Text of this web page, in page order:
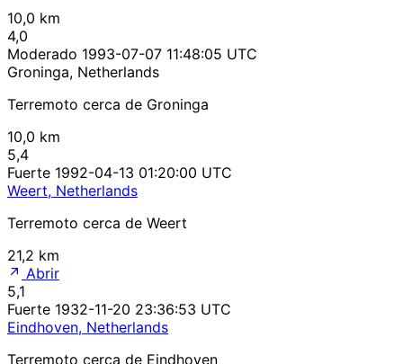
10,0 km
4,0
Moderado 1993-07-07 11:48:05 UTC
Groninga, Netherlands
Terremoto cerca de Groninga
10,0 km
5,4
Fuerte 1992-04-13 01:20:00 UTC
Weert, Netherlands
Terremoto cerca de Weert
21,2 km
Abrir
5,1
Fuerte 1932-11-20 23:36:53 UTC
Eindhoven, Netherlands
Terremoto cerca de Eindhoven